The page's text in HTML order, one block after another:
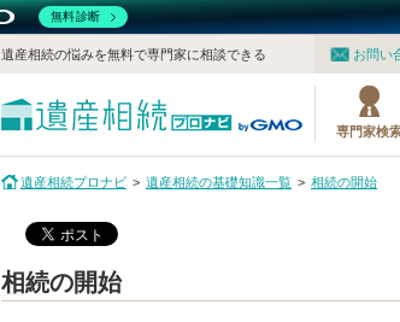
お問い
遺産相続の悩みを無料で専門家に相談できる
専門家検
遺産相続プロナビ 遺産相続の基礎知識一覧 相続の開始
相続の開始
無料診断